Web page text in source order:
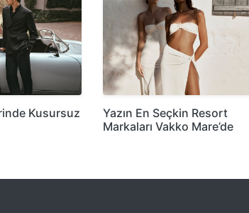
Kusursuz
Yazın En Seçkin Resort
Markaları Vakko Mare’de